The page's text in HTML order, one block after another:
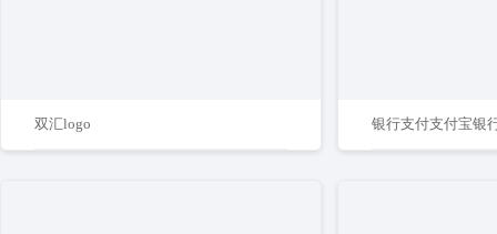
双汇logo 银行支付支付宝银